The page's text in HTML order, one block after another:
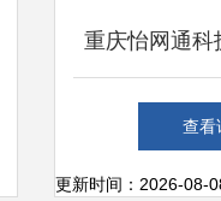
重庆怡网通科
息面板产品清
查看
更新时间：2026-08-